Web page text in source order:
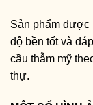
Sản phẩm được
độ bền tốt và
cầu thẫm mỹ
thự.